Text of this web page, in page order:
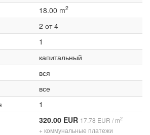
18.00 m2
2 от 4
1
капитальный
вся
все
1
320.00 EUR 17.78 EUR / m2
+ коммунальные платежи